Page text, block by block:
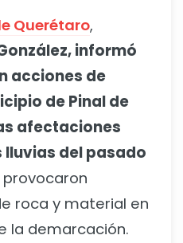
Querétaro,
informó
acciones de
de Pinal de
afectaciones
del pasado
provocaron
roca y material en
la demarcación.